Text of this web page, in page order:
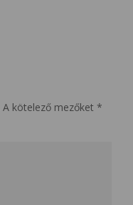
A kötelező mezőket *